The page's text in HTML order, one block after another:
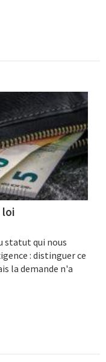
loi
statut qui nous
: distinguer ce
la demande n'a